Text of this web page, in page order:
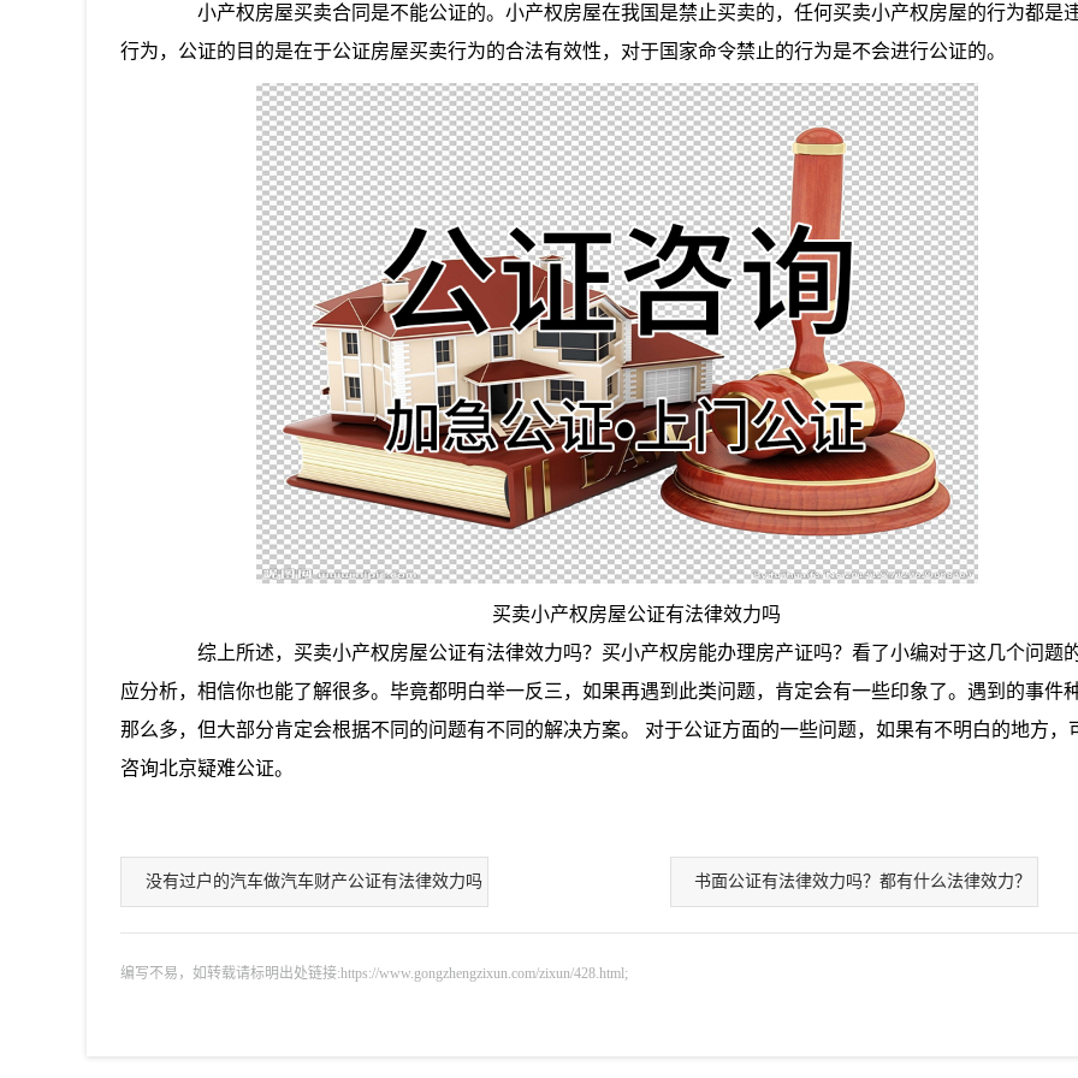
小产权房屋买卖合同是不能公证的。小产权房屋在我国是禁止买卖的，任何买卖小产权房屋的行为都是
行为，公证的目的是在于公证房屋买卖行为的合法有效性，对于国家命令禁止的行为是不会进行公证的。
买卖小产权房屋公证有法律效力吗
综上所述，买卖小产权房屋公证有法律效力吗？买小产权房能办理房产证吗？看了小编对于这几个问题
应分析，相信你也能了解很多。毕竟都明白举一反三，如果再遇到此类问题，肯定会有一些印象了。遇到的事件
那么多，但大部分肯定会根据不同的问题有不同的解决方案。 对于公证方面的一些问题，如果有不明白的地方，
咨询北京疑难公证。
没有过户的汽车做汽车财产公证有法律效力吗 书面公证有法律效力吗？都有什么法律效力？
编写不易，如转载请标明出处链接:https://www.gongzhengzixun.com/zixun/428.html;